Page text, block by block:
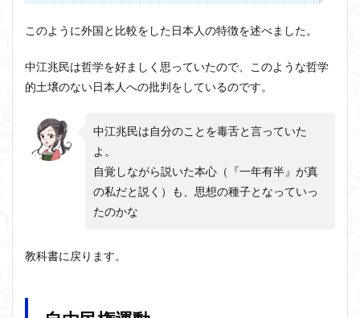
このように外国と比較をした日本人の特徴を述べました。
中江兆民は哲学を好ましく思っていたので、このような哲学
的土壌のない日本人への批判をしているのです。
中江兆民は自分のことを毒舌と言っていた
よ。
自覚しながら説いた本心（『一年有半』が真
の私だと説く）も、思想の種子となっていっ
たのかな
教科書に戻ります。